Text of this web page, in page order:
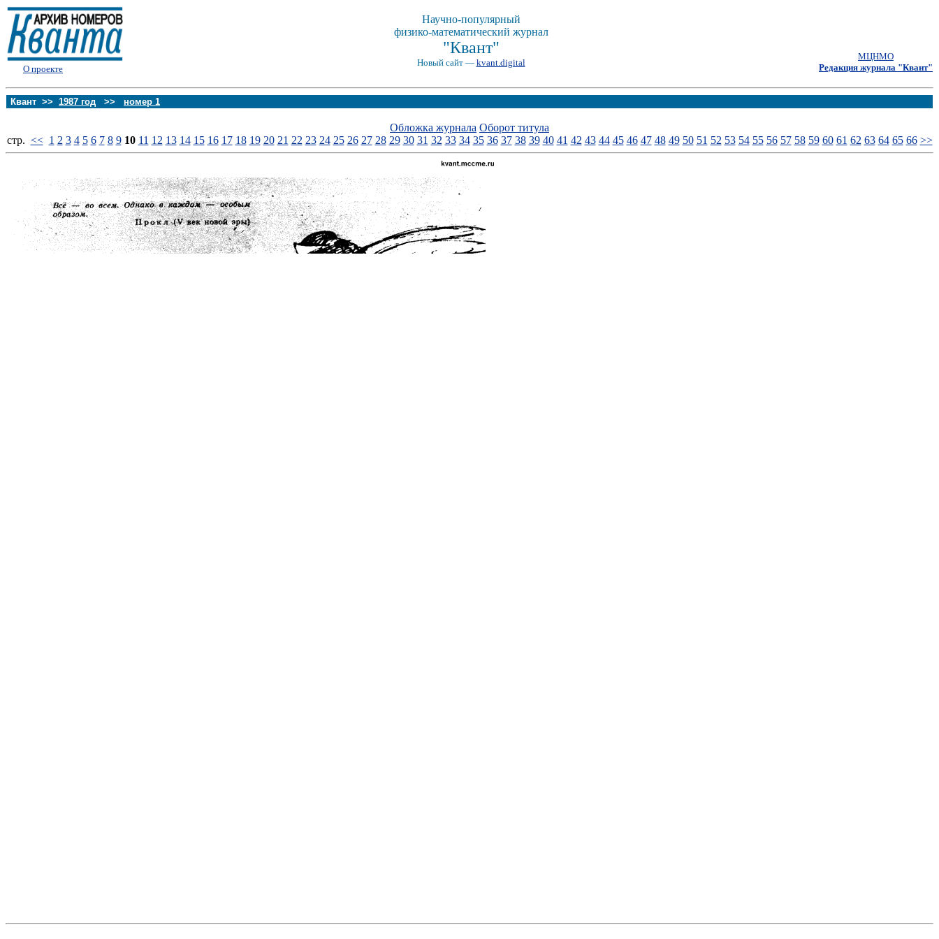
О проекте
Научно-популярный
физико-математический журнал
"Квант"
Новый сайт — kvant.digital
МЦНМО
Редакция журнала "Квант"
Квант >> 1987 год >> номер 1
Обложка журнала Оборот титула
стp. << 1 2 3 4 5 6 7 8 9 10 11 12 13 14 15 16 17 18 19 20 21 22 23 24 25 26 27 28 29 30 31 32 33 34 35 36 37 38 39 40 41 42 43 44 45 46 47 48 49 50 51 52 53 54 55 56 57 58 59 60 61 62 63 64 65 66 >>